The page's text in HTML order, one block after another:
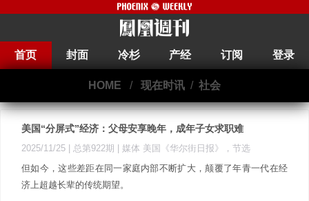
首页 封面 冷杉 产经 订阅 登录
HOME / 现在时讯 / 社会
美国“分屏式”经济：父母安享晚年，成年子女求职难
2025/11/25 | 总第922期
| 媒体 美国《华尔街日报》，节选
但如今，这些差距在同一家庭内部不断扩大，颠覆了年青一代在经
济上超越长辈的传统期望。